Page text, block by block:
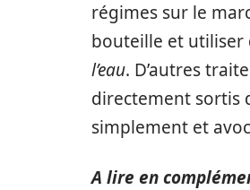
régimes sur le
bouteille et
l’eau. D’autres
directement sortis
simplement et
A lire en